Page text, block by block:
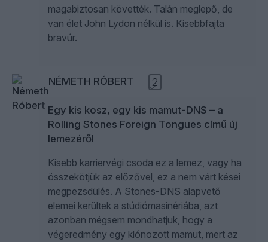
magabiztosan követték. Talán meglepő, de
van élet John Lydon nélkül is. Kisebbfajta
bravúr.
NÉMETH RÓBERT 2
Egy kis kosz, egy kis mamut-DNS – a
Rolling Stones Foreign Tongues című új
lemezéről
Kisebb karriervégi csoda ez a lemez, vagy ha
összekötjük az előzővel, ez a nem várt kései
megpezsdülés. A Stones-DNS alapvető
elemei kerültek a stúdiómasinériába, azt
azonban mégsem mondhatjuk, hogy a
végeredmény egy klónozott mamut, mert az